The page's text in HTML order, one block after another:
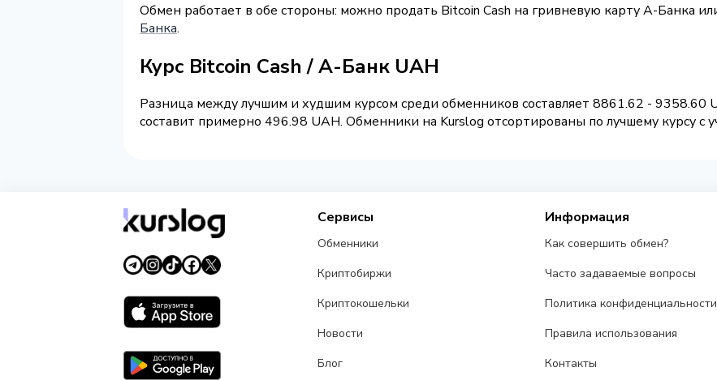
Обмен работает в обе стороны: можно продать Bitcoin Cash на гривневую карту А-Банка
Банка.
Курс Bitcoin Cash / А-Банк UAH
Разница между лучшим и худшим курсом среди обменников составляет 8861.62 - 9358.60
составит примерно 496.98 UAH. Обменники на Kurslog отсортированы по лучшему курсу с
Сервисы
Обменники
Криптобиржи
Криптокошельки
Новости
Блог
Информация
Как совершить обмен?
Часто задаваемые вопросы
Политика конфиденциальности
Правила использования
Контакты